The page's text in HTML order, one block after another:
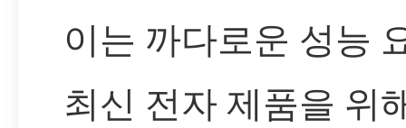
이는 까다로운 성능
최신 전자 제품을 위